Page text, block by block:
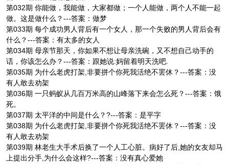
第032期 你能做，我能做，大家都做；一个人能做，两个人不能一起
做。这是做什么？---答案：做梦
第033期 每个成功男人背后有一个女人，那一个失败的男人背后会有
什么？---答案：有太多的女人
第034期 母亲节那天，你如果不想让母亲洗碗，又不想自己动手的
话，你该怎么办？---答案：跟她说:妈留着明天洗吧.
第035期 为什么老虎打架,非要拼个你死我活绝不罢休？---答案：没
有人敢去劝架
第036期 一只蚂蚁从几百万米高的山峰落下来会怎么死？---答案：饿
死。
第037期 太平洋的中间是什么？?---答案：是平字
第038期 为什么老虎打架,非要拼个你死我活绝不罢休？---答案：没
有人敢去劝架
第039期 林老生大手术后换了一个人工心脏。病好了后,她的女友却马
上提出分手,为什么会这样?---答案：没有真心爱她